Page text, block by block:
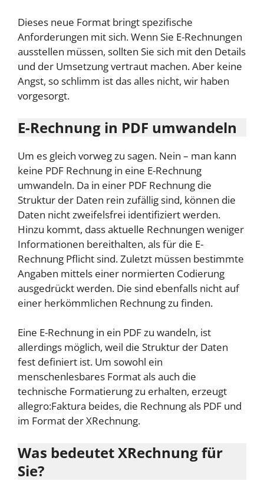
Dieses neue Format bringt spezifische
Anforderungen mit sich. Wenn Sie E-Rechnungen
ausstellen müssen, sollten Sie sich mit den Details
und der Umsetzung vertraut machen. Aber keine
Angst, so schlimm ist das alles nicht, wir haben
vorgesorgt.
E-Rechnung in PDF umwandeln
Um es gleich vorweg zu sagen. Nein – man kann
keine PDF Rechnung in eine E-Rechnung
umwandeln. Da in einer PDF Rechnung die
Struktur der Daten rein zufällig sind, können die
Daten nicht zweifelsfrei identifiziert werden.
Hinzu kommt, dass aktuelle Rechnungen weniger
Informationen bereithalten, als für die E-
Rechnung Pflicht sind. Zuletzt müssen bestimmte
Angaben mittels einer normierten Codierung
ausgedrückt werden. Die sind ebenfalls nicht auf
einer herkömmlichen Rechnung zu finden.
Eine E-Rechnung in ein PDF zu wandeln, ist
allerdings möglich, weil die Struktur der Daten
fest definiert ist. Um sowohl ein
menschenlesbares Format als auch die
technische Formatierung zu erhalten, erzeugt
allegro:Faktura beides, die Rechnung als PDF und
im Format der XRechnung.
Was bedeutet XRechnung für
Sie?